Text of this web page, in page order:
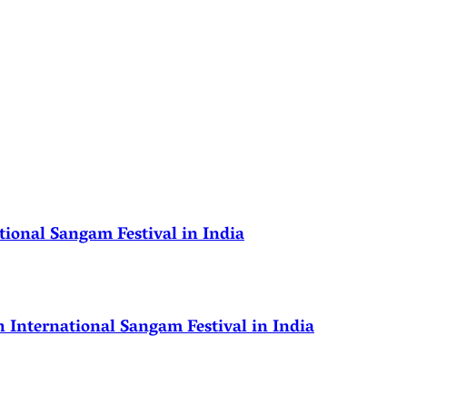
Sangam Festival in India
International Sangam Festival in India